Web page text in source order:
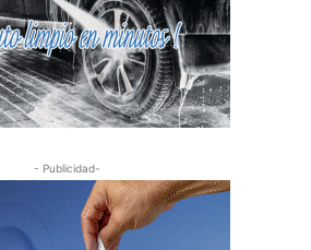
- Publicidad-